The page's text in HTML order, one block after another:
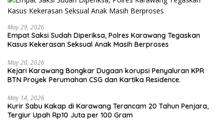
May 29, 2026
Empat Saksi Sudah Diperiksa, Polres Karawang Tegaskan
Kasus Kekerasan Seksual Anak Masih Berproses
May 20, 2026
Kejari Karawang Bongkar Dugaan korupsi Penyaluran KPR
BTN Proyek Perumahan CSG dan Kartika Residence.
May 14, 2026
Kurir Sabu Kakap di Karawang Terancam 20 Tahun Penjara,
Tergiur Upah Rp10 Juta per 100 Gram